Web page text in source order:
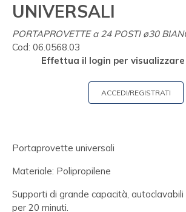
UNIVERSALI
PORTAPROVETTE a 24 POSTI ø30
Cod: 06.0568.03
Effettua il login per
ACCEDI/REGISTRATI
Portaprovette universali
Materiale: Polipropilene
Supporti di grande capacità, autoclavabili
per 20 minuti.